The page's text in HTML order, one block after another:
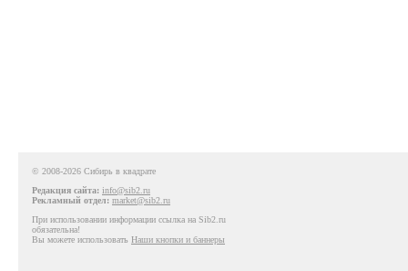
© 2008-2026 Сибирь в квадрате
Редакция сайта: info@sib2.ru
Рекламный отдел: market@sib2.ru
При использовании информации ссылка на Sib2.ru
обязательна!
Вы можете использовать Наши кнопки и баннеры